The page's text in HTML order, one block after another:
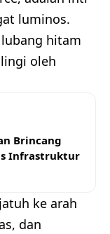
luminos.
hitam
oleh
Brincang
Infrastruktur
ke arah
dan